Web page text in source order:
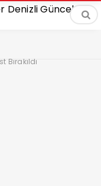
Bırakıldı